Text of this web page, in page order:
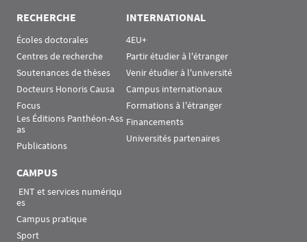
RECHERCHE
Écoles doctorales
Centres de recherche
Soutenances de thèses
Docteurs Honoris Causa
Focus
Les Éditions Panthéon-Ass
as
Publications
INTERNATIONAL
4EU+
Partir étudier à l'étranger
Venir étudier à l'université
Campus internationaux
Formations à l'étranger
Financements
Universités partenaires
CAMPUS
es
Campus pratique
Sport